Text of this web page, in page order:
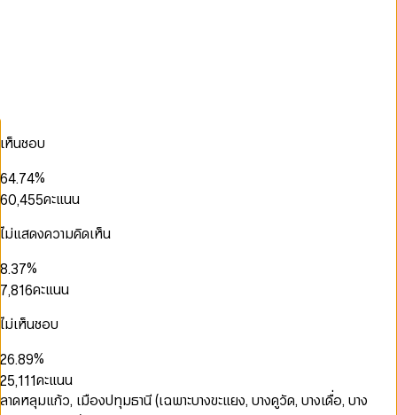
เห็นชอบ
2
4
6
7
8
9
2
4
5
6
7
8
9
.
5
7
8
9
2
4
5
6
7
8
9
%
2
3
5
6
8
0
2
4
5
6
7
8
,
1
3
4
6
8
9
2
4
5
7
9
2
3
4
5
7
9
คะแนน
ไม่แสดงความคิดเห็น
0
2
3
4
6
8
9
.
1
3
4
5
6
7
8
9
1
2
3
5
7
8
9
%
0
1
2
3
4
6
7
9
,
1
2
3
4
5
7
8
0
1
3
5
6
7
8
0
1
2
3
4
5
6
8
คะแนน
ไม่เห็นชอบ
0
2
3
4
5
0
1
2
4
6
7
8
9
.
0
2
3
4
6
8
9
1
3
4
5
7
9%
1
2
3
0
1
2
4
5
6
,
0
1
2
0
1
2
0
1
2
คะแนน
ลาดหลุมแก้ว, เมืองปทุมธานี (เฉพาะบางขะแยง, บางคูวัด, บางเดื่อ, บาง
0